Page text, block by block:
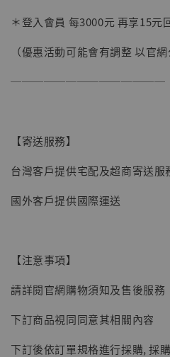
【現貨】BJSTUDIO 1/
NT$ 4,980
NT$ 5,300
＊登入會員 每3000元 再享15元
（優惠活動可能會有調整 以官
──────────────
【寄送服務】
台灣客戶提供宅配及超商寄送服
國外客戶提供國際運送
【注意事項】
請詳閱官網購物須知及售後服務
下訂商品視同同意其相關內容
下訂後依訂單規格進行採購, 採